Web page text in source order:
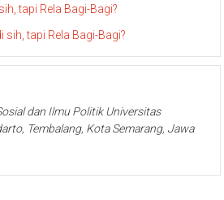
tapi Rela Bagi-Bagi?
sih, tapi Rela Bagi-Bagi?
dan Ilmu Politik Universitas
Tembalang, Kota Semarang, Jawa